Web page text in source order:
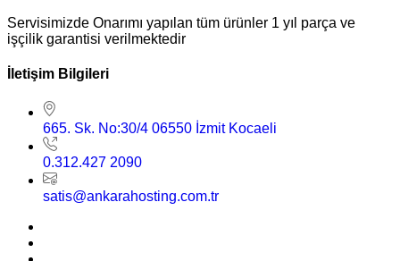
Servisimizde Onarımı yapılan tüm ürünler 1 yıl parça ve
işçilik garantisi verilmektedir
İletişim Bilgileri
665. Sk. No:30/4 06550 İzmit Kocaeli
0.312.427 2090
satis@ankarahosting.com.tr